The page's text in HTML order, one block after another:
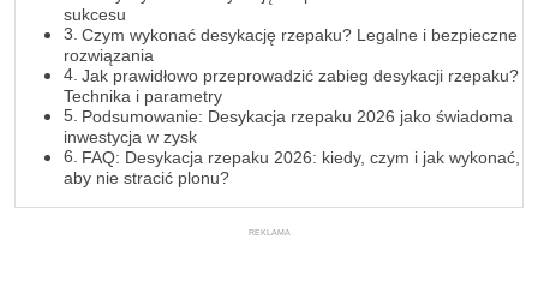
sukcesu
Czym wykonać desykację rzepaku? Legalne i bezpieczne
rozwiązania
Jak prawidłowo przeprowadzić zabieg desykacji rzepaku?
Technika i parametry
Podsumowanie: Desykacja rzepaku 2026 jako świadoma
inwestycja w zysk
FAQ: Desykacja rzepaku 2026: kiedy, czym i jak wykonać,
aby nie stracić plonu?
REKLAMA